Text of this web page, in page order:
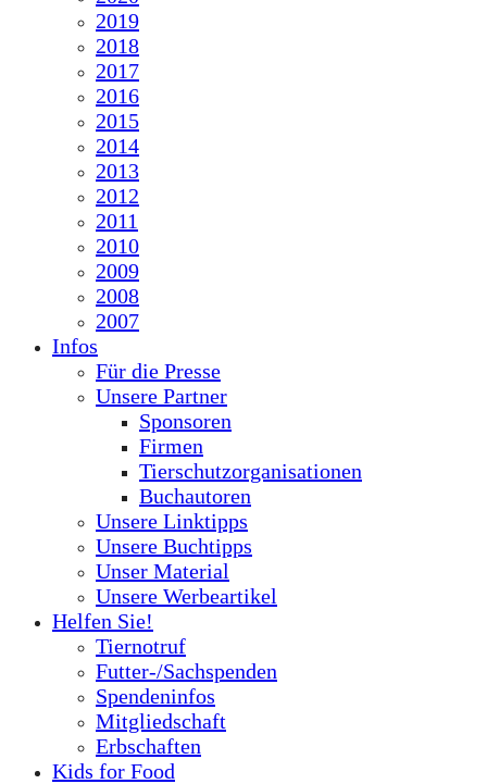
2019
2018
2017
2016
2015
2014
2013
2012
2011
2010
2009
2008
2007
Infos
Für die Presse
Unsere Partner
Sponsoren
Firmen
Tierschutzorganisationen
Buchautoren
Unsere Linktipps
Unsere Buchtipps
Unser Material
Unsere Werbeartikel
Helfen Sie!
Tiernotruf
Futter-/Sachspenden
Spendeninfos
Mitgliedschaft
Erbschaften
Kids for Food